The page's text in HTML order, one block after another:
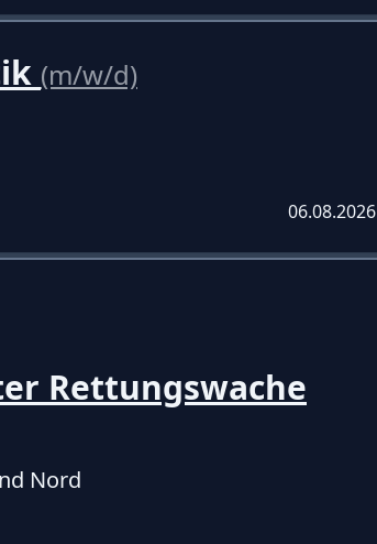
(m/w/d)
06.08.2026
Rettungswache
Nord